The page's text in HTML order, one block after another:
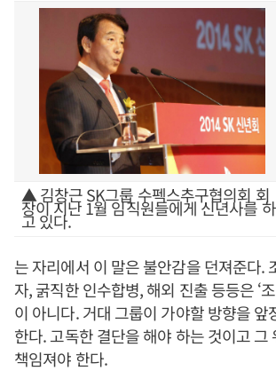
▲ 김창근 SK그룹 수펙스추구협의회 회
장이 지난 1월 임직원들에게 신년사를 하
고 있다.
는 자리에서 이 말은 불안감을 던져준다.
자, 굵직한 인수합병, 해외 진출 등등은 ‘
이 아니다. 거대 그룹이 가야할 방향을 앞
한다. 고독한 결단을 해야 하는 것이고 그
책임져야 한다.